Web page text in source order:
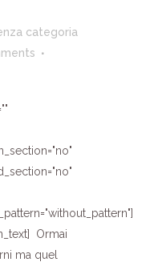
categoria
Ormai
ma quel